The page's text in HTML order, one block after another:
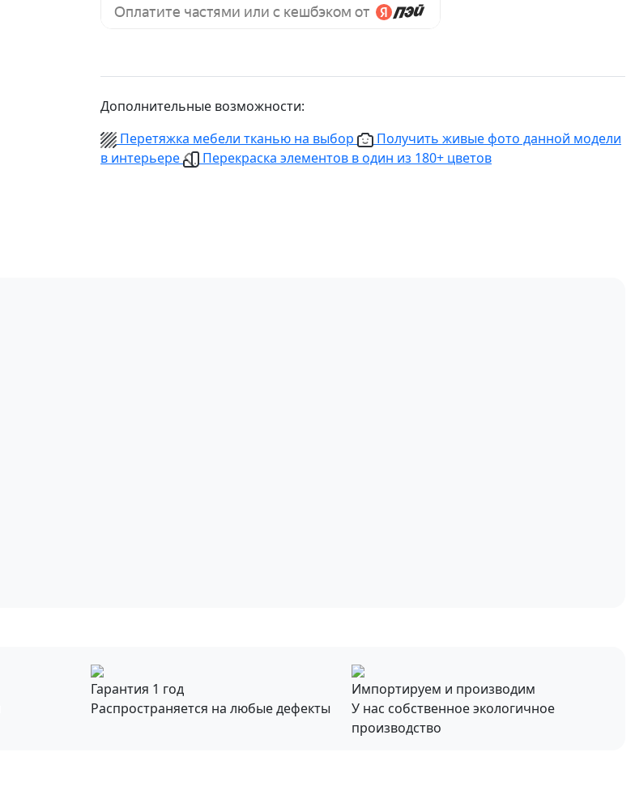
Дополнительные возможности:
Перетяжка мебели тканью на выбор
Получить живые фото данной модели
в интерьере
Перекраска элементов в один из 180+ цветов
Гарантия 1 год
Распространяется на любые дефекты
Импортируем и производим
У нас собственное экологичное
производство